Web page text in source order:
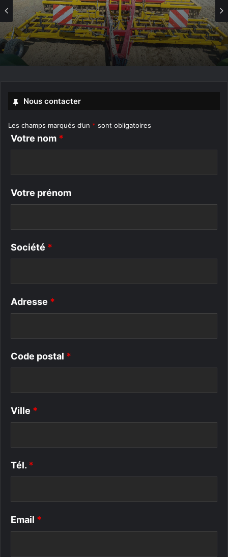
Travail du sol
Porte-outils
Nous contacter
Les champs marqués d’un * sont obligatoires
Votre nom *
Votre prénom
Société *
Adresse *
Code postal *
Ville *
Tél. *
Email *